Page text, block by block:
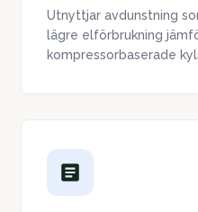
Utnyttjar avdunstning
lägre elförbrukning
kompressorbaserade